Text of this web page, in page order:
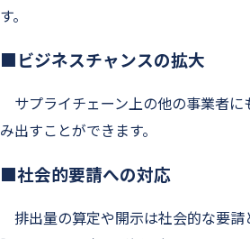
す。
■ビジネスチャンスの拡大
サプライチェーン上の他の事業者
み出すことができます。
■社会的要請への対応
排出量の算定や開示は社会的な要